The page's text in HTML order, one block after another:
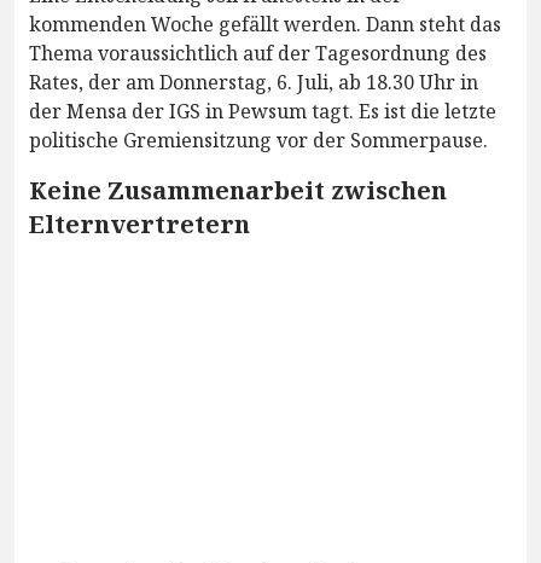
kommenden Woche gefällt werden. Dann steht das
Thema voraussichtlich auf der Tagesordnung des
Rates, der am Donnerstag, 6. Juli, ab 18.30 Uhr in
der Mensa der IGS in Pewsum tagt. Es ist die letzte
politische Gremiensitzung vor der Sommerpause.
Keine Zusammenarbeit zwischen
Elternvertretern